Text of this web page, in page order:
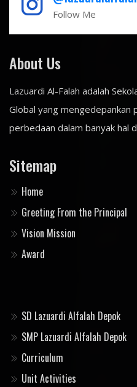
Follow Me
About Us
Lazuardi Al-Falah adalah
Global yang mengedepankan
perbedaan dalam banyak hal
Sitemap
Home
Greeting From the Principal
Vision Mission
Award
SD Lazuardi Alfalah Depok
SMP Lazuardi Alfalah Depok
Curriculum
Unit Activities